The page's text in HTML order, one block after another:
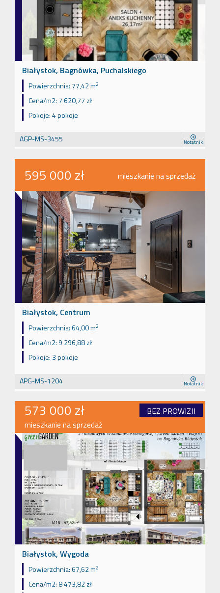
Białystok, Bagnówka, Puchalskiego
Powierzchnia: 77,42 m2
Cena/m2: 7 620,77 zł
Pokoje:4 pokoje
AGP-MS-3455 Notatnik
595 000 zł mieszkanie na sprzedaż
Białystok, Centrum
Powierzchnia:64,00 m2
Cena/m2: 9 296,88 zł
Pokoje: 3 pokoje
APG-MS-1204 Notatnik
573 000 zł
BEZ PROWIZJI
mieszkanie na sprzedaż
Białystok, Wygoda
Powierzchnia:67,62 m2
Cena/m2: 8 473,82 zł